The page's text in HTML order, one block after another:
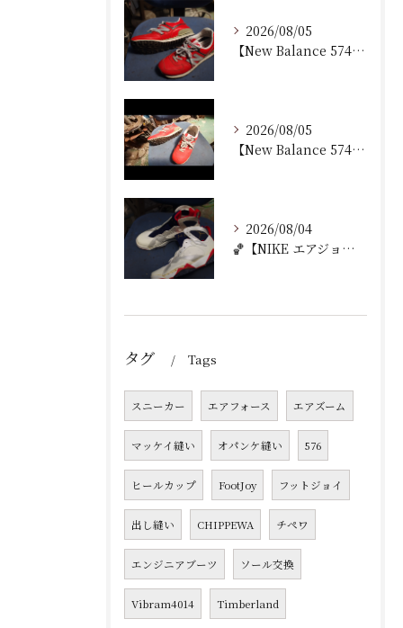
2026/08/05
【New Balance 574 修理｜加水分解したウェッジ...
2026/08/05
【New Balance 574 修理｜ウェッジヒール加水分...
2026/08/04
🏀【NIKE エアジョーダン7 加水分解修理｜ミッドソール交...
タグ Tags
スニーカー エアフォース エアズーム
マッケイ縫い オパンケ縫い 576
ヒールカップ FootJoy フットジョイ
出し縫い CHIPPEWA チペワ
エンジニアブーツ ソール交換
Vibram4014 Timberland